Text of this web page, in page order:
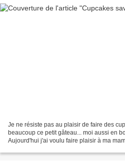
Je ne résiste pas au plaisir de faire des
beaucoup ce petit gâteau... moi aussi en
Aujourd'hui j'ai voulu faire plaisir à ma